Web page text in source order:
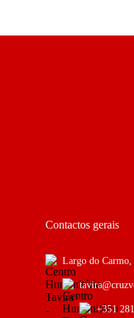
Contactos gerais
Largo do
+351